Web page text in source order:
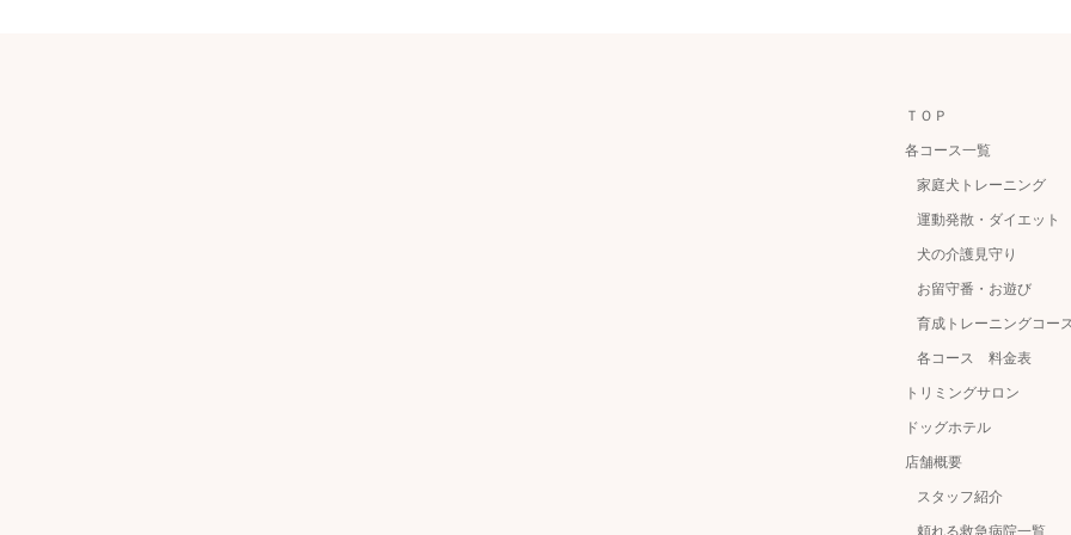
ＴＯＰ
各コース一覧
家庭犬トレーニング
運動発散・ダイエット
犬の介護見守り
お留守番・お遊び
育成トレーニングコー
各コース 料金表
トリミングサロン
ドッグホテル
店舗概要
スタッフ紹介
頼れる救急病院一覧